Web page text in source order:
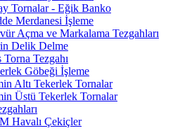
Tornalar - Eğik Banko
Merdanesi İşleme
Açma ve Markalama Tezgahları
Delik Delme
Torna Tezgahı
Göbeği İşleme
Altı Tekerlek Tornalar
Üstü Tekerlek Tornalar
Havalı Çekiçler